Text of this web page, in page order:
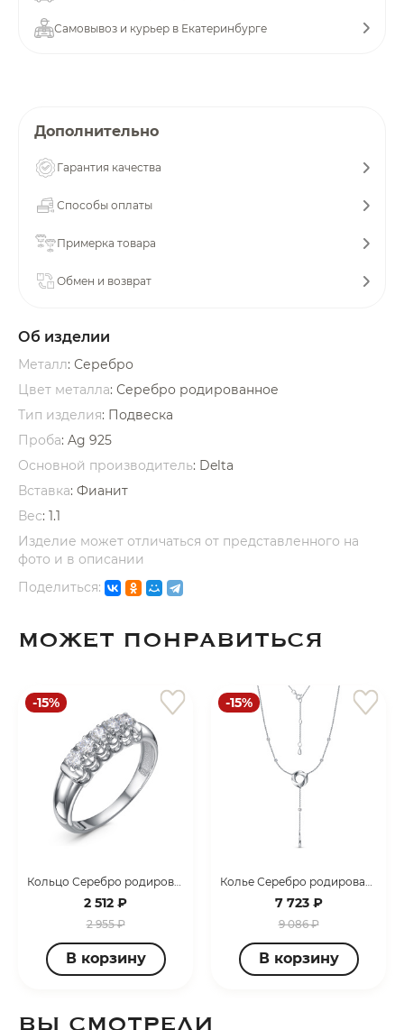
Самовывоз и курьер в Екатеринбурге
Дополнительно
Гарантия качества
Способы оплаты
Примерка товара
Обмен и возврат
Об изделии
Металл: Серебро
Цвет металла: Серебро родированное
Тип изделия: Подвеска
Проба: Ag 925
Основной производитель: Delta
Вставка: Фианит
Вес: 1.1
Изделие может отличаться от представленного на
фото и в описании
Поделиться:
МОЖЕТ ПОНРАВИТЬСЯ
-15%
Кольцо Серебро родированное с1107455
2 512 ₽
2 955 ₽
В корзину
-15%
Колье Серебро родированное с0707178
7 723 ₽
9 086 ₽
В корзину
ВЫ СМОТРЕЛИ
об оплате Плайтом
недели
раз в 2 недели
8 800 302-02-51